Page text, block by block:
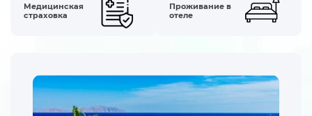
Медицинская
страховка
Проживание в
отеле